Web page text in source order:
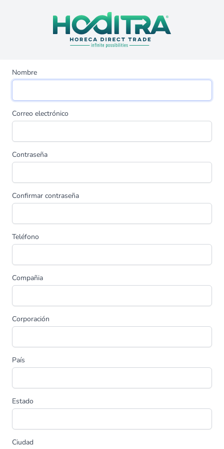
Nombre
Correo electrónico
Contraseña
Confirmar contraseña
Teléfono
Compañia
Corporación
País
Estado
Ciudad